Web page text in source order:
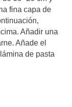
fina capa de
Añadir una
Añade el
de pasta